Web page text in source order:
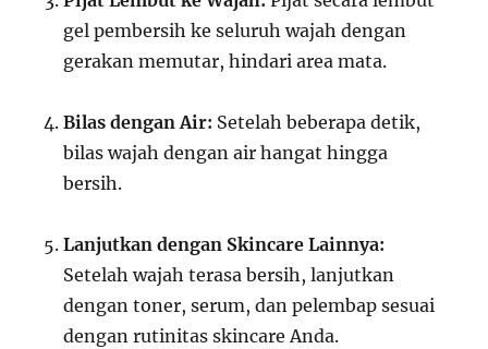
gel pembersih ke seluruh wajah dengan
gerakan memutar, hindari area mata.
Bilas dengan Air: Setelah beberapa detik,
bilas wajah dengan air hangat hingga
bersih.
Lanjutkan dengan Skincare Lainnya:
Setelah wajah terasa bersih, lanjutkan
dengan toner, serum, dan pelembap sesuai
dengan rutinitas skincare Anda.